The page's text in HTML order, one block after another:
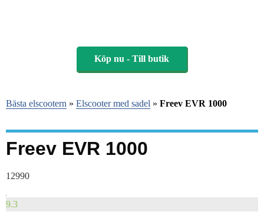
Köp nu - Till butik
Bästa elscootern » Elscooter med sadel » Freev EVR 1000
Freev EVR 1000
12990
9.3